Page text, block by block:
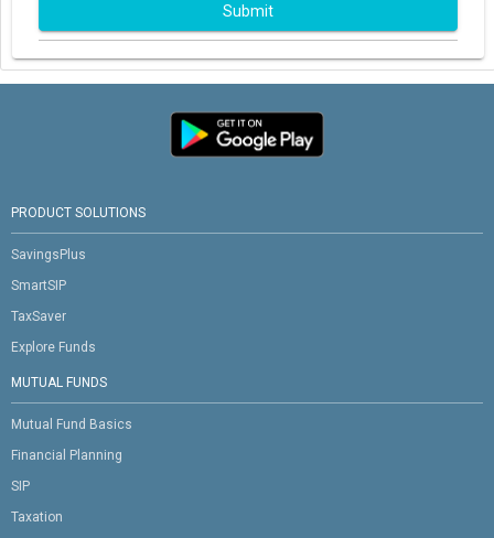
Submit
PRODUCT SOLUTIONS
SavingsPlus
SmartSIP
TaxSaver
Explore Funds
MUTUAL FUNDS
Mutual Fund Basics
Financial Planning
SIP
Taxation